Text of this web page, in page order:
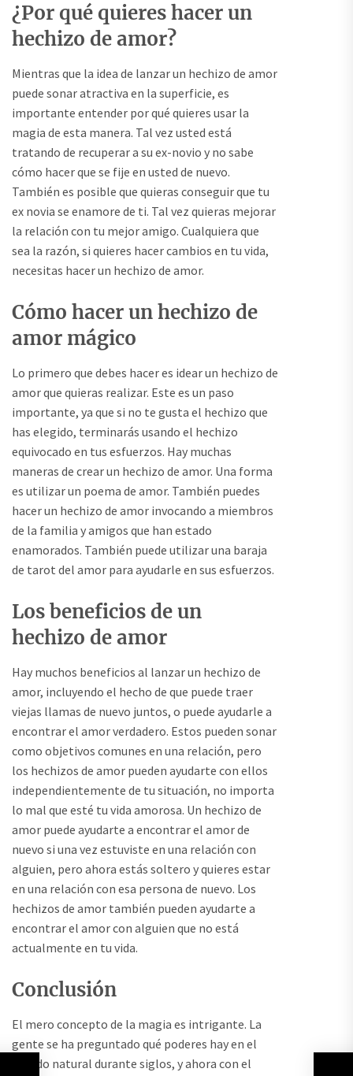
¿Por qué quieres hacer un
hechizo de amor?
Mientras que la idea de lanzar un hechizo de amor
puede sonar atractiva en la superficie, es
importante entender por qué quieres usar la
magia de esta manera. Tal vez usted está
tratando de recuperar a su ex-novio y no sabe
cómo hacer que se fije en usted de nuevo.
También es posible que quieras conseguir que tu
ex novia se enamore de ti. Tal vez quieras mejorar
la relación con tu mejor amigo. Cualquiera que
sea la razón, si quieres hacer cambios en tu vida,
necesitas hacer un hechizo de amor.
Cómo hacer un hechizo de
amor mágico
Lo primero que debes hacer es idear un hechizo de
amor que quieras realizar. Este es un paso
importante, ya que si no te gusta el hechizo que
has elegido, terminarás usando el hechizo
equivocado en tus esfuerzos. Hay muchas
maneras de crear un hechizo de amor. Una forma
es utilizar un poema de amor. También puedes
hacer un hechizo de amor invocando a miembros
de la familia y amigos que han estado
enamorados. También puede utilizar una baraja
de tarot del amor para ayudarle en sus esfuerzos.
Los beneficios de un
hechizo de amor
Hay muchos beneficios al lanzar un hechizo de
amor, incluyendo el hecho de que puede traer
viejas llamas de nuevo juntos, o puede ayudarle a
encontrar el amor verdadero. Estos pueden sonar
como objetivos comunes en una relación, pero
los hechizos de amor pueden ayudarte con ellos
independientemente de tu situación, no importa
lo mal que esté tu vida amorosa. Un hechizo de
amor puede ayudarte a encontrar el amor de
nuevo si una vez estuviste en una relación con
alguien, pero ahora estás soltero y quieres estar
en una relación con esa persona de nuevo. Los
hechizos de amor también pueden ayudarte a
encontrar el amor con alguien que no está
actualmente en tu vida.
Conclusión
El mero concepto de la magia es intrigante. La
gente se ha preguntado qué poderes hay en el
mundo natural durante siglos, y ahora con el